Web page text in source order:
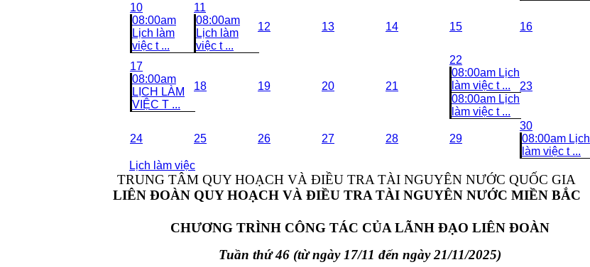
10
08:00am
Lịch làm
việc t ...
11
08:00am
Lịch làm
việc t ...
12 13 14 15 16
17
08:00am
LỊCH LÀM
VIỆC T ...
18 19 20 21
22
08:00am Lịch
làm việc t ...
08:00am Lịch
làm việc t ...
23
24 25 26 27 28 29
30
08:00am Lịch
làm việc t ...
Lịch làm việc
TRUNG TÂM QUY HOẠCH VÀ ĐIỀU TRA TÀI NGUYÊN NƯỚC QUỐC GIA
LIÊN ĐOÀN QUY HOẠCH VÀ ĐIỀU TRA TÀI NGUYÊN NƯỚC MIỀN BẮC
CHƯƠNG TRÌNH CÔNG TÁC CỦA LÃNH ĐẠO LIÊN ĐOÀN
Tuần thứ 46 (từ ngày 17/11 đến ngày 21/11/2025)